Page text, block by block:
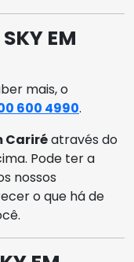
EM
mais, o
600 4990.
Cariréatravés do
Pode ter a
nossos
o que há de